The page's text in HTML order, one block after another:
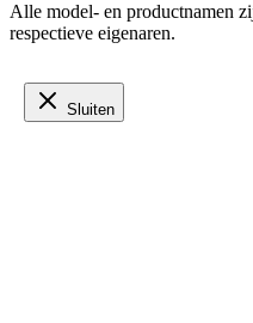
Alle model- en productnamen
respectieve eigenaren.
Sluiten